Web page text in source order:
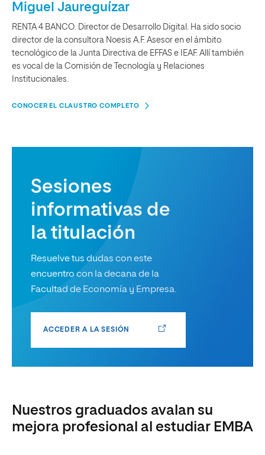
Miguel Jaureguízar
RENTA 4 BANCO. Director de Desarrollo Digital. Ha sido socio
director de la consultora Noesis A.F. Asesor en el ámbito
tecnológico de la Junta Directiva de EFFAS e IEAF. Allí también
es vocal de la Comisión de Tecnología y Relaciones
Institucionales.
CONOCER EL CLAUSTRO COMPLETO
Sesiones
informativas de
la titulación
Resuelve tus dudas con este
encuentro con la decana de la
Facultad de Economía y Empresa.
ACCEDER A LA SESIÓN
Nuestros graduados avalan su
mejora profesional al estudiar EMBA